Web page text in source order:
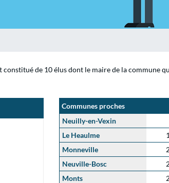
de 10 élus dont le maire de la commune
Communes proches
Neuilly-en-Vexin
Le Heaulme
Monneville
Neuville-Bosc
Monts